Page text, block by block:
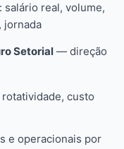
real, volume,
jornada
Setorial — direção
custo
e operacionais por